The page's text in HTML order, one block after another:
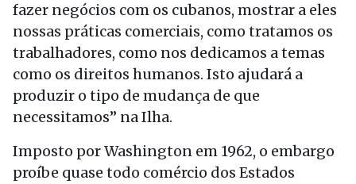
fazer negócios com os cubanos, mostrar a eles
nossas práticas comerciais, como tratamos os
trabalhadores, como nos dedicamos a temas
como os direitos humanos. Isto ajudará a
produzir o tipo de mudança de que
necessitamos” na Ilha.
Imposto por Washington em 1962, o embargo
proíbe quase todo comércio dos Estados